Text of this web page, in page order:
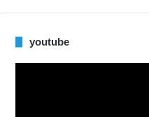
youtube